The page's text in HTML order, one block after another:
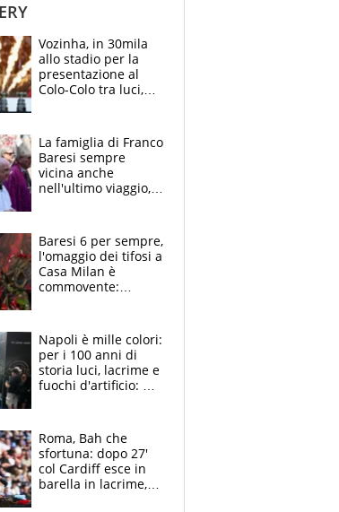
Vozinha, in 30mila
allo stadio per la
presentazione al
Colo-Colo tra luci,
La famiglia di Franco
Baresi sempre
vicina anche
nell'ultimo viaggio,
circondati
dall'affetto dei tifosi
Baresi 6 per sempre,
l'omaggio dei tifosi a
Casa Milan è
commovente:
bigliettini
Napoli è mille colori:
per i 100 anni di
storia luci, lacrime e
fuochi d'artificio: De
Roma, Bah che
sfortuna: dopo 27'
col Cardiff esce in
barella in lacrime,